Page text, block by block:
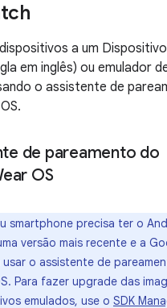
a um
em inglês) ou emulador
o assistente de
de pareamento do
OS
smartphone precisa ter o
versão mais recente e a
o assistente de
Para fazer upgrade das
emulados, use o SDK